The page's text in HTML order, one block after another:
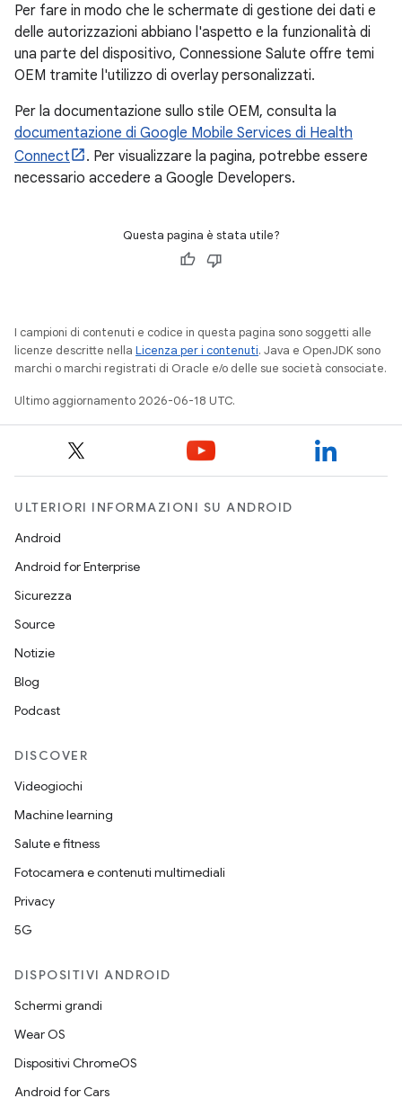
Per fare in modo che le schermate di gestione dei dati e
delle autorizzazioni abbiano l'aspetto e la funzionalità di
una parte del dispositivo, Connessione Salute offre temi
OEM tramite l'utilizzo di overlay personalizzati.
Per la documentazione sullo stile OEM, consulta la
documentazione di Google Mobile Services di Health
Connect
. Per visualizzare la pagina, potrebbe essere
necessario accedere a Google Developers.
Questa pagina è stata utile?
I campioni di contenuti e codice in questa pagina sono soggetti alle
licenze descritte nella Licenza per i contenuti. Java e OpenJDK sono
marchi o marchi registrati di Oracle e/o delle sue società consociate.
Ultimo aggiornamento 2026-06-18 UTC.
ULTERIORI INFORMAZIONI SU ANDROID
Android
Android for Enterprise
Sicurezza
Source
Notizie
Blog
Podcast
DISCOVER
Videogiochi
Machine learning
Salute e fitness
Fotocamera e contenuti multimediali
Privacy
5G
DISPOSITIVI ANDROID
Schermi grandi
Wear OS
Dispositivi ChromeOS
Android for Cars